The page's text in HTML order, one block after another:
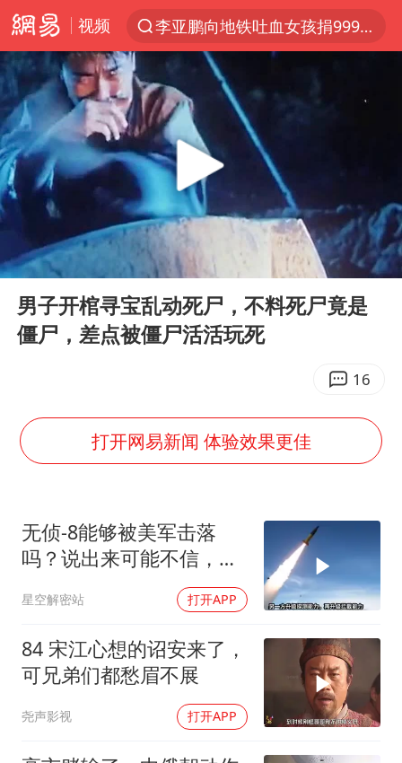
视频
李亚鹏向地铁吐血女孩捐99999元
服务提质，内需扩容有保障
官方通报传销头目出狱办书院
普京宣布多项人事调整
台风白海豚可能在浙江登陆
美股收盘：道指再创历史新高
人贩子“梅姨”真实姓名曝光
强台风白海豚逐渐向我国靠近
被一条街帮助的“煎饼叔叔”去世
“老头乐”悬挂“蒙H好几个8”上路
河南：领导干部要带头休假
中方公布5项对美反制措施
华为新款折叠屏电脑24999元起
坚持党全面领导和党中央集中统一领导
Play
00:00 01:31
男子开棺寻宝乱动死尸，不料死尸竟是
僵尸，差点被僵尸活活玩死
16
打开网易新闻 体验效果更佳
无侦-8能够被美军击落
吗？说出来可能不信，无
侦-8本身就是无解的阳
谋，美军打不打都得吃大
亏
星空解密站 打开APP
84 宋江心想的诏安来了，
可兄弟们都愁眉不展
尧声影视 打开APP